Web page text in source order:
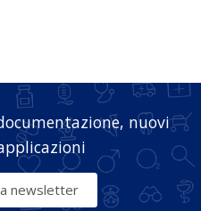
nuovi
newsletter